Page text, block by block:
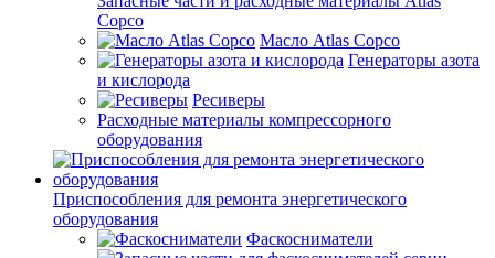
Copco
Масло Atlas Copco
Генераторы азота
и кислорода
Ресиверы
Расходные материалы компрессорного
оборудования
Приспособления для ремонта энергетического
оборудования
Фаскосниматели